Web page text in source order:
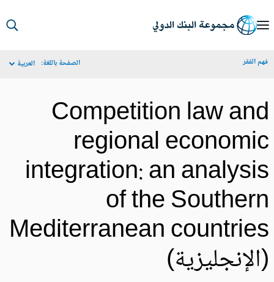
الفقر الصفحة باللغة: العربية
Competition law
regional
integration: an
of the
Mediterranean